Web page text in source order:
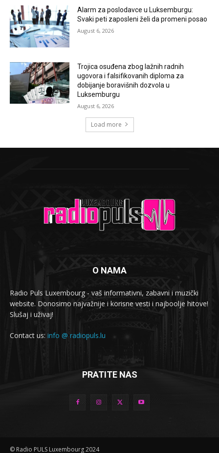
Alarm za poslodavce u Luksemburgu:
Svaki peti zaposleni želi da promeni posao
August 6, 2026
Trojica osuđena zbog lažnih radnih
ugovora i falsifikovanih diploma za
dobijanje boravišnih dozvola u
Luksemburgu
August 6, 2026
Load more
O NAMA
Radio Puls Luxembourg - vaš informativni, zabavni i muzički
website. Donosimo najvažnije i korisne vesti i najboolje hitove!
Slušaj i uživaj!
Contact us: info @ radiopuls.lu
PRATITE NAS
© Radio PULS Luxembourg 2024